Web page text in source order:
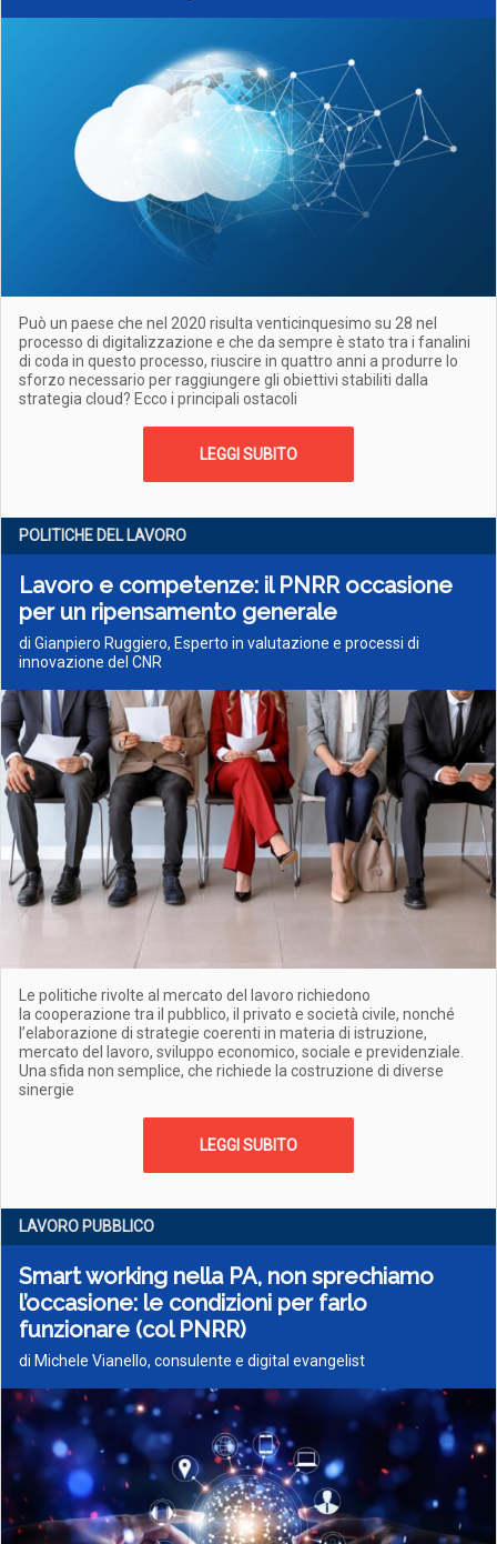
Può un paese che nel 2020 risulta venticinquesimo su 28 nel
processo di digitalizzazione e che da sempre è stato tra i fanalini
di coda in questo processo, riuscire in quattro anni a produrre lo
sforzo necessario per raggiungere gli obiettivi stabiliti dalla
strategia cloud? Ecco i principali ostacoli
LEGGI SUBITO
POLITICHE DEL LAVORO
Lavoro e competenze: il PNRR occasione
per un ripensamento generale
di Gianpiero Ruggiero, Esperto in valutazione e processi di
innovazione del CNR
Le politiche rivolte al mercato del lavoro richiedono
la cooperazione tra il pubblico, il privato e società civile, nonché
l’elaborazione di strategie coerenti in materia di istruzione,
mercato del lavoro, sviluppo economico, sociale e previdenziale.
Una sfida non semplice, che richiede la costruzione di diverse
sinergie
LEGGI SUBITO
LAVORO PUBBLICO
Smart working nella PA, non sprechiamo
l’occasione: le condizioni per farlo
funzionare (col PNRR)
di Michele Vianello, consulente e digital evangelist